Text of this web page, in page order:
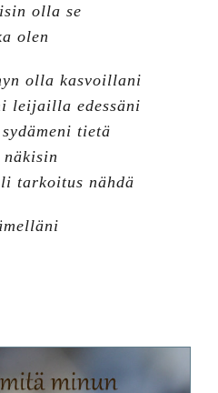
olla se
olen
olla kasvoillani
leijailla edessäni
tietä
näkisin
tarkoitus nähdä